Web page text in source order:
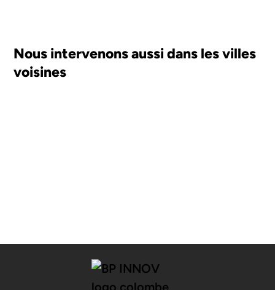
Nous intervenons aussi dans les villes
voisines